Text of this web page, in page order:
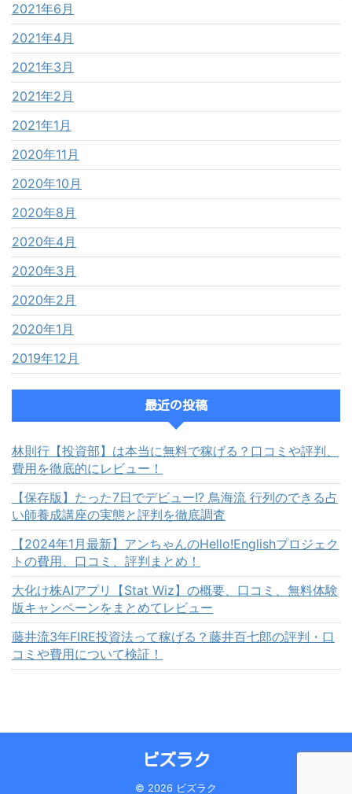
2021年6月
2021年4月
2021年3月
2021年2月
2021年1月
2020年11月
2020年10月
2020年8月
2020年4月
2020年3月
2020年2月
2020年1月
2019年12月
最近の投稿
林則行【投資部】は本当に無料で稼げる？口コミや評判、
費用を徹底的にレビュー！
【保存版】たった7日でデビュー!? 鳥海流 行列のできる占
い師養成講座の実態と評判を徹底調査
【2024年1月最新】アンちゃんのHello!Englishプロジェク
トの費用、口コミ、評判まとめ！
大化け株AIアプリ【Stat Wiz】の概要、口コミ、無料体験
版キャンペーンをまとめてレビュー
藤井流3年FIRE投資法って稼げる？藤井百七郎の評判・口
コミや費用について検証！
ビズラク
© 2026 ビズラク